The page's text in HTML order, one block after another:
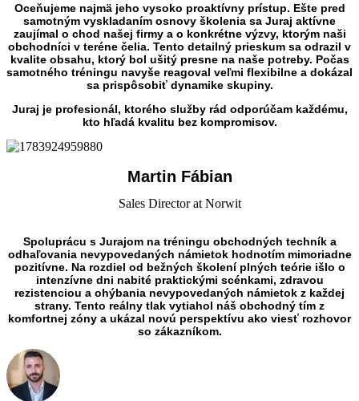
Oceňujeme najmä jeho vysoko proaktívny prístup. Ešte pred
samotným vyskladaním osnovy školenia sa Juraj aktívne
zaujímal o chod našej firmy a o konkrétne výzvy, ktorým naši
obchodníci v teréne čelia. Tento detailný prieskum sa odrazil v
kvalite obsahu, ktorý bol ušitý presne na naše potreby. Počas
samotného tréningu navyše reagoval veľmi flexibilne a dokázal
sa prispôsobiť dynamike skupiny.
Juraj je profesionál, ktorého služby rád odporúčam každému,
kto hľadá kvalitu bez kompromisov.
Martin Fábian
Sales Director at Norwit
Spoluprácu s Jurajom na tréningu obchodných techník a
odhaľovania nevypovedaných námietok hodnotím mimoriadne
pozitívne. Na rozdiel od bežných školení plných teórie išlo o
intenzívne dni nabité praktickými scénkami, zdravou
rezistenciou a ohýbania nevypovedaných námietok z každej
strany. Tento reálny tlak vytiahol náš obchodný tím z
komfortnej zóny a ukázal novú perspektívu ako viesť rozhovor
so zákazníkom.